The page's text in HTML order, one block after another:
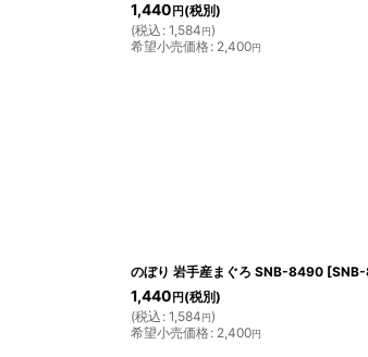
1,440 円 (税別)
(税込 : 1,584円)
希望小売価格: 2,400円
のぼり 岩手産まぐろ SNB-8490 [
1,440 円 (税別)
(税込 : 1,584円)
希望小売価格: 2,400円